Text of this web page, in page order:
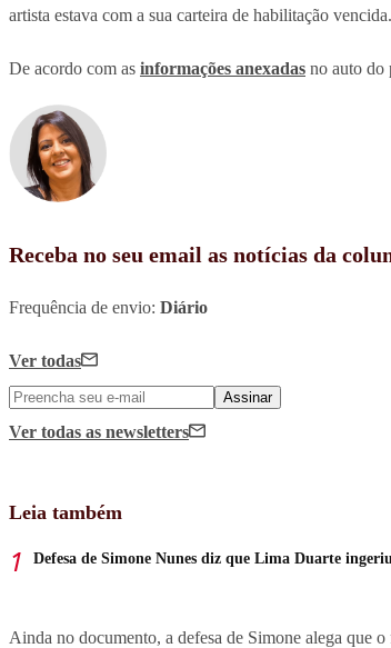
artista estava com a sua carteira de habilitação vencida.
De acordo com as informações anexadas no auto do
Receba no seu email as notícias da
Frequência de envio: Diário
Ver todas
Assinar
Ver todas as newsletters
Leia também
Defesa de Simone Nunes diz que Lima Duarte
Ainda no documento, a defesa de Simone alega que